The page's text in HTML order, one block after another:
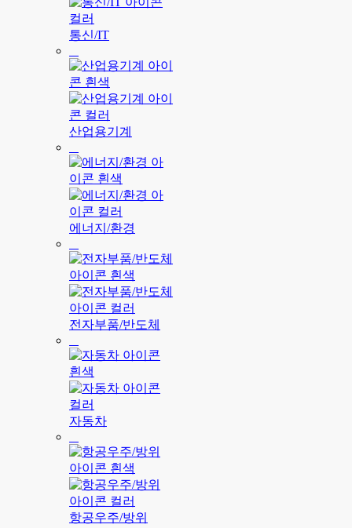
통신/IT
산업용기계
에너지/환경
전자부품/반도체
자동차
항공우주/방위